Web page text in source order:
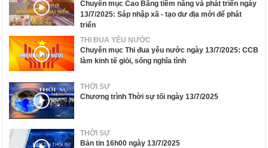
Chuyên mục Cao Bằng tiềm năng và phát triển ngày
13/7/2025: Sáp nhập xã - tạo dư địa mới để phát
triển
THI ĐUA YÊU NƯỚC
Chuyên mục Thi đua yêu nước ngày 13/7/2025: CCB
làm kinh tế giỏi, sống nghĩa tình
THỜI SỰ
Chương trình Thời sự tối ngày 13/7/2025
THỜI SỰ
Bản tin 16h00 ngày 13/7/2025